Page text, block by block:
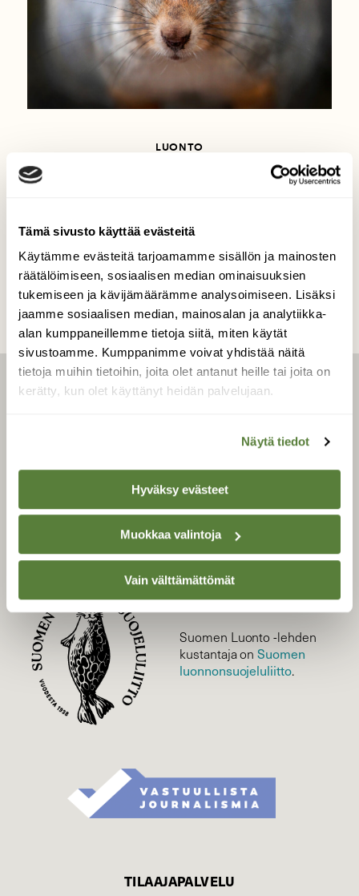
Tämä sivusto käyttää evästeitä
Käytämme evästeitä tarjoamamme sisällön ja mainosten
räätälöimiseen, sosiaalisen median ominaisuuksien
tukemiseen ja kävijämäärämme analysoimiseen. Lisäksi
jaamme sosiaalisen median, mainosalan ja analytiikka-
alan kumppaneillemme tietoja siitä, miten käytät
sivustoamme. Kumppanimme voivat yhdistää näitä
tietoja muihin tietoihin, joita olet antanut heille tai joita on
kerätty, kun olet käyttänyt heidän palvelujaan.
Näytä tiedot
Hyväksy evästeet
Muokkaa valintoja
Vain välttämättömät
LUONTO
Muistivisa: Testaa tietosi
LEHTI
Tilaa Suomen Luonto
Tilaa digilukuoikeus
Äänestä parasta juttua
Tilaa uutiskirje
SUOJELU­LIITTO
Suomen Luonto -lehden
kustantaja onSuomen
luonnonsuojelu­liitto.
TILAAJAPALVELU